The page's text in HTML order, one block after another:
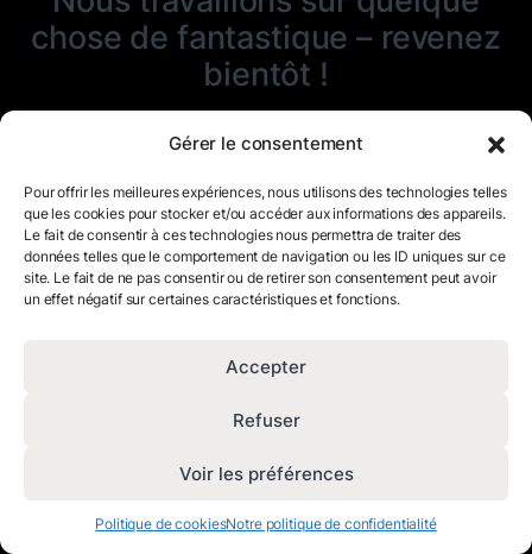
Gérer le consentement
Pour offrir les meilleures expériences, nous utilisons des technologies telles
que les cookies pour stocker et/ou accéder aux informations des appareils.
Le fait de consentir à ces technologies nous permettra de traiter des
données telles que le comportement de navigation ou les ID uniques sur ce
site. Le fait de ne pas consentir ou de retirer son consentement peut avoir
un effet négatif sur certaines caractéristiques et fonctions.
Accepter
Refuser
Voir les préférences
Politique de cookiesNotre politique de confidentialité
chose de fantastique – revenez
bientôt !